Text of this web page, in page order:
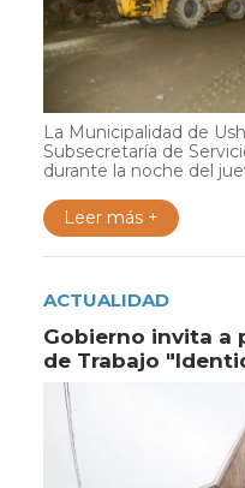
La Municipalidad de
Subsecretaría de
durante la noche del
Leer más +
ACTUALIDAD
Gobierno invita a
de Trabajo